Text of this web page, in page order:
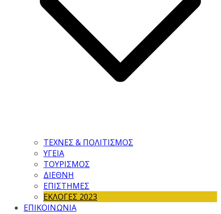
ΤΕΧΝΕΣ & ΠΟΛΙΤΙΣΜΟΣ
ΥΓΕΙΑ
ΤΟΥΡΙΣΜΟΣ
ΔΙΕΘΝΗ
ΕΠΙΣΤΗΜΕΣ
ΕΚΛΟΓΕΣ 2023
ΕΠΙΚΟΙΝΩΝΙΑ